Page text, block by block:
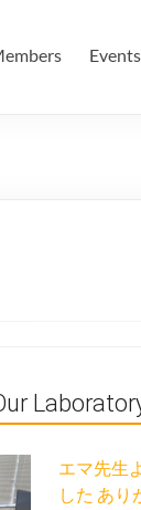
Events
エマ先生
した あり